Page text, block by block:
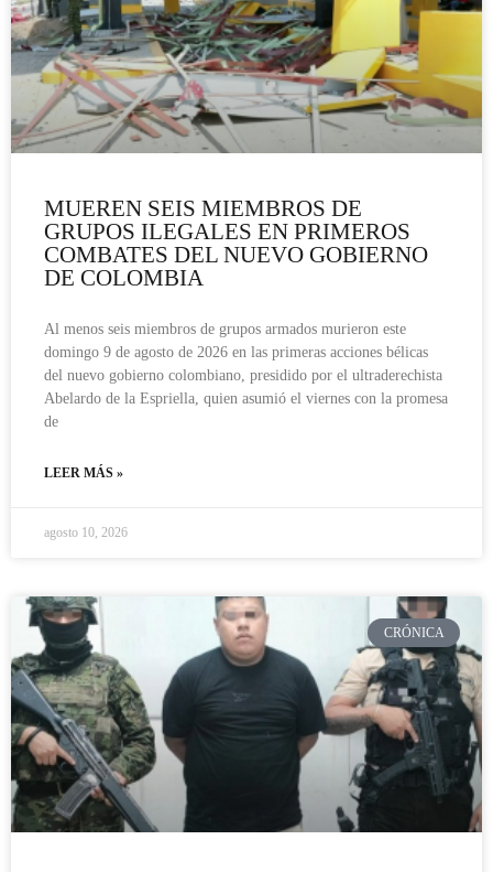
MUEREN SEIS MIEMBROS DE
GRUPOS ILEGALES EN PRIMEROS
COMBATES DEL NUEVO GOBIERNO
DE COLOMBIA
Al menos seis miembros de grupos armados murieron este
domingo 9 de agosto de 2026 en las primeras acciones bélicas
del nuevo gobierno colombiano, presidido por el ultraderechista
Abelardo de la Espriella, quien asumió el viernes con la promesa
de
LEER MÁS »
agosto 10, 2026
CRÓNICA